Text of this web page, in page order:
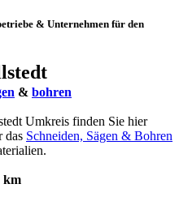
& Unternehmen für den
& bohren
Umkreis finden Sie hier
das Schneiden, Sägen & Bohren
km